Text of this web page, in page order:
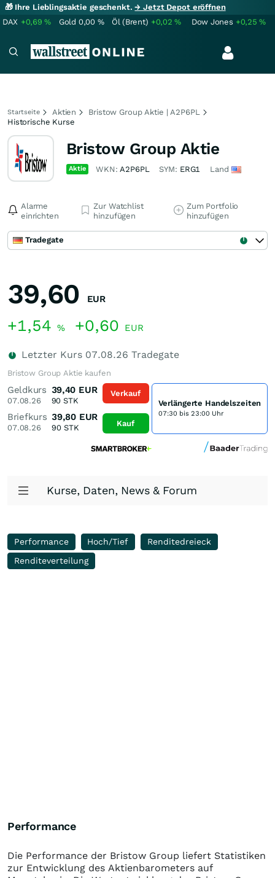
🎁 Ihre Lieblingsaktie geschenkt.→ Jetzt Depot eröffnen
DAX +0,69% Gold 0,00 % Öl (Brent) +0,02% Dow Jones +0,25%
Startseite Aktien
Bristow Group Aktie | A2P6PL
Historische Kurse
Bristow Group Aktie
Aktie WKN:A2P6PL SYM: ERG1 Land
Alarme
einrichten
Zur Watchlist
hinzufügen
Zum Portfolio
hinzufügen
Tradegate
39,60 EUR
+1,54 % +0,60 EUR
Letzter Kurs 07.08.26 Tradegate
Bristow Group Aktie kaufen
Geldkurs
07.08.26
39,40 EUR
90 STK
Briefkurs
07.08.26
39,80 EUR
90 STK
Verkauf
Kauf
Verlängerte Handelszeiten
07:30 bis 23:00 Uhr
Kurse, Daten, News & Forum
Performance Hoch/Tief
Renditedreieck
Renditeverteilung
Performance
Die Performance der Bristow Group liefert Statistiken
zur Entwicklung des Aktienbarometers auf